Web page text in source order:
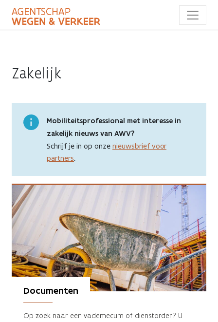
naar
Zakelijk
Mobiliteitsprofessional met interesse in
zakelijk nieuws van AWV?
Schrijf je in op onze nieuwsbrief voor
partners.
Documenten
Op zoek naar een vademecum of dienstorder? U